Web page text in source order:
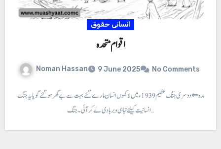
انسانی حقوق
اقوام متحدہ
Noman Hassan 9 June 2025 No Comments
اقوام متحدہ ⇐ دوسری جنگ عظیم 1939ء میں لاکھوں انسان مارے گئے بہت سے بے گھر ہو گئے گویا یہ جنگ
انسانیت کیلئے تباہی و بربادی لے کر آئی۔ جنگ…